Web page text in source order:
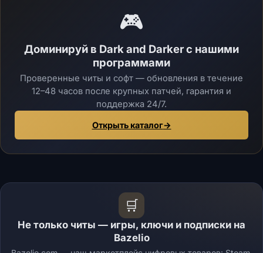
🎮
Доминируй в Dark and Darker с нашими
программами
Проверенные читы и софт — обновления в течение
12–48 часов после крупных патчей, гарантия и
поддержка 24/7.
Открыть каталог→
🛒
Не только читы — игры, ключи и подписки на
Bazelio